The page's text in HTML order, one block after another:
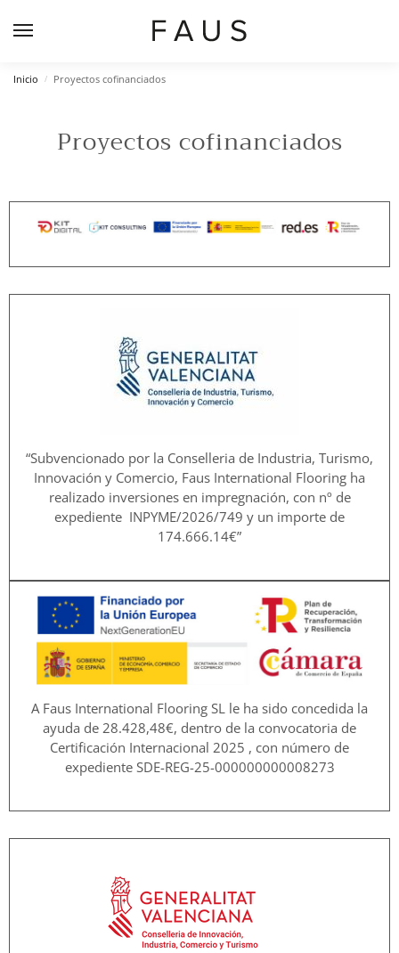
Inicio / Proyectos cofinanciados
Proyectos cofinanciados
“Subvencionado por la Conselleria de Industria, Turismo,
Innovación y Comercio, Faus International Flooring ha
realizado inversiones en impregnación, con nº de
expediente INPYME/2026/749 y un importe de
174.666.14€”
A Faus International Flooring SL le ha sido concedida la
ayuda de 28.428,48€, dentro de la convocatoria de
Certificación Internacional 2025 , con número de
expediente SDE-REG-25-000000000008273